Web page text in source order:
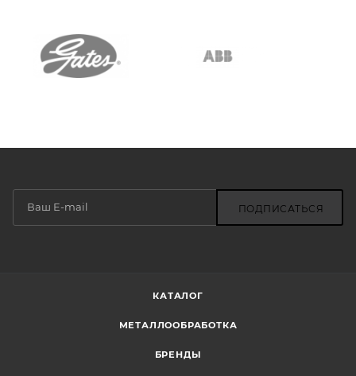
ПОДПИСАТЬСЯ
КАТАЛОГ
МЕТАЛЛООБРАБОТКА
БРЕНДЫ